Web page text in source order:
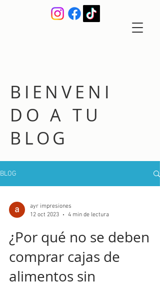
BIENVENI
DO A TU
BLOG
BLOG
ayr impresiones
12 oct 2023
4 min de lectura
¿Por qué no se deben
comprar cajas de
alimentos sin